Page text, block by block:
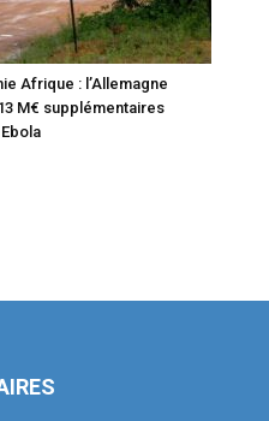
Afrique : l’Allemagne
M€ supplémentaires